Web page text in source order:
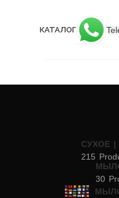
КАТАЛОГ
CУХОЕ
215
30